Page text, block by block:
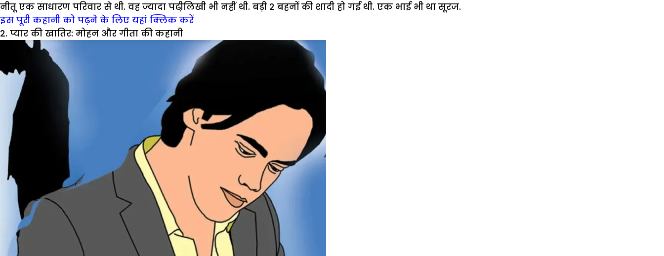
नीतू एक साधारण परिवार से थी. वह ज्यादा पढी़लिखी भी नहीं थी. बड़ी 2 बहनों की शादी हो गई थी. एक भाई भी था सूरज.
इस पूरी कहानी को पढ़ने के लिए यहां क्लिक करें
2. प्यार की खातिर: मोहन और गीता की कहानी